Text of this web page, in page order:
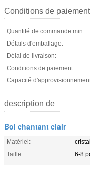
Conditions de
Quantité de commande min:
Détails d'emballage:
Délai de livraison:
Conditions de paiement:
Capacité
description de
Bol chantant clair
Matériel:
Taille:
6-8